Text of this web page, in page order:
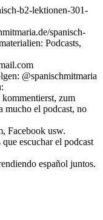
b2-lektionen-301-
spanisch-
Podcasts,
⁠⁠⁠⁠⁠⁠⁠⁠⁠⁠⁠⁠⁠⁠⁠⁠⁠⁠⁠⁠⁠⁠⁠⁠⁠⁠⁠⁠⁠⁠@spanischmitmaria⁠⁠⁠⁠⁠⁠⁠⁠⁠⁠⁠⁠⁠⁠⁠⁠⁠⁠⁠⁠⁠⁠⁠⁠⁠⁠⁠⁠⁠⁠
zum
mucho el podcast, no
Facebook usw.
escuchar el podcast
español juntos.